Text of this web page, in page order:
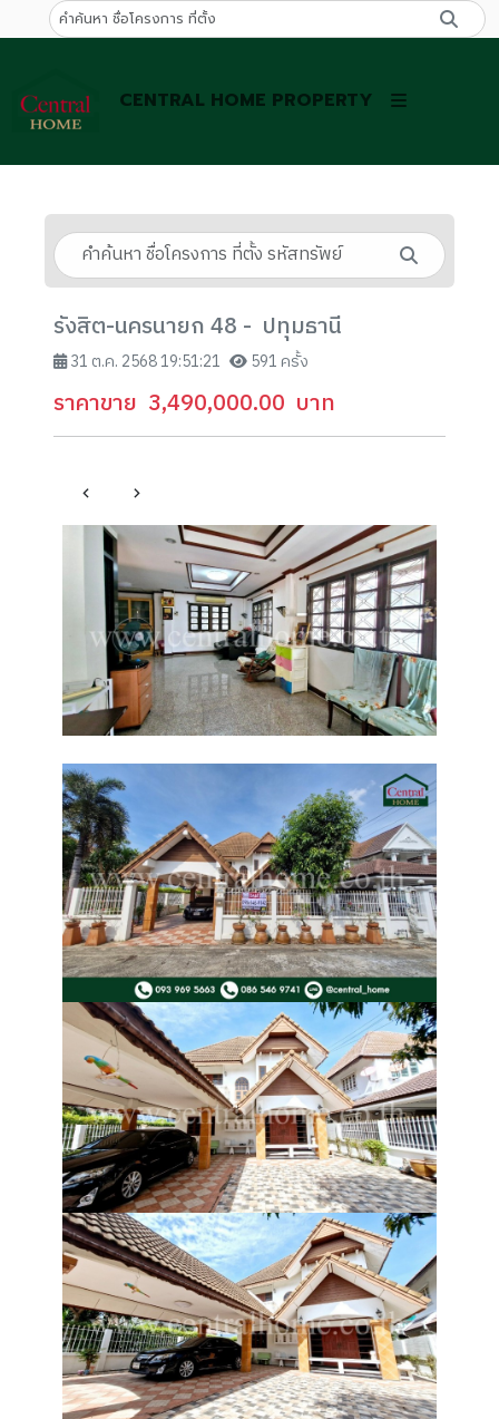
CENTRAL HOME PROPERTY
รังสิต-นครนายก 48 - ปทุมธานี
31 ต.ค. 2568 19:51:21 591 ครั้ง
ราคาขาย 3,490,000.00 บาท